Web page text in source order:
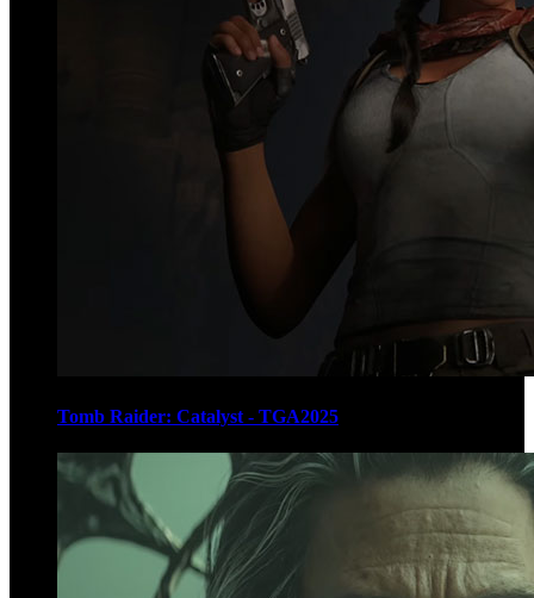
Tomb Raider: Catalyst - TGA2025